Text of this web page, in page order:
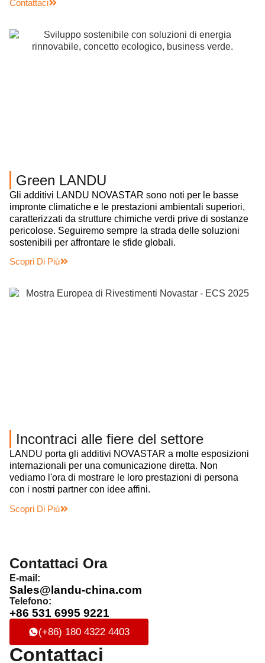
Contattaci
Green LANDU
Gli additivi LANDU NOVASTAR sono noti per le basse
impronte climatiche e le prestazioni ambientali superiori,
caratterizzati da strutture chimiche verdi prive di sostanze
pericolose. Seguiremo sempre la strada delle soluzioni
sostenibili per affrontare le sfide globali.
Scopri Di Più
Incontraci alle fiere del settore
LANDU porta gli additivi NOVASTAR a molte esposizioni
internazionali per una comunicazione diretta. Non
vediamo l'ora di mostrare le loro prestazioni di persona
con i nostri partner con idee affini.
Scopri Di Più
Contattaci Ora
E-mail:
Sales@landu-china.com
Telefono:
+86 531 6995 9221
(+86) 180 4322 4403
Contattaci